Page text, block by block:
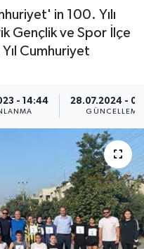
in 100. Yılı
Gençlik ve Spor İlçe
Cumhuriyet
- 14:44 28.07.2024 -
GÜNCELLEME